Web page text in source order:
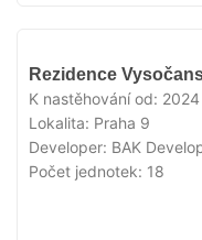
Rezidence
K nastěhování od: 2024
Lokalita: Praha 9
Developer: BAK
Počet jednotek: 18